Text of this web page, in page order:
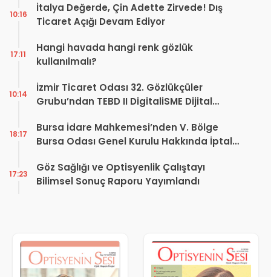
İtalya Değerde, Çin Adette Zirvede! Dış
Ticaret Açığı Devam Ediyor
10:16
Hangi havada hangi renk gözlük
kullanılmalı?
17:11
İzmir Ticaret Odası 32. Gözlükçüler
Grubu’ndan TEBD II DigitaliSME Dijital
10:14
Bursa İdare Mahkemesi’nden V. Bölge
Bursa Odası Genel Kurulu Hakkında İptal
18:17
Göz Sağlığı ve Optisyenlik Çalıştayı
Bilimsel Sonuç Raporu Yayımlandı
17:23